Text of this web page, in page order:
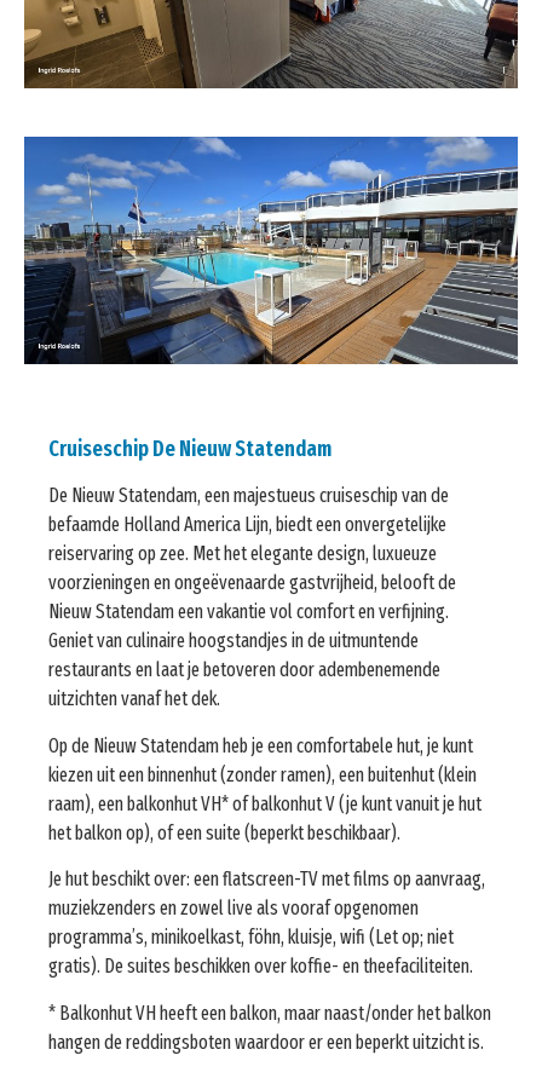
Cruiseschip De Nieuw Statendam
De Nieuw Statendam, een majestueus cruiseschip van de
befaamde Holland America Lijn, biedt een onvergetelijke
reiservaring op zee. Met het elegante design, luxueuze
voorzieningen en ongeëvenaarde gastvrijheid, belooft de
Nieuw Statendam een vakantie vol comfort en verfijning.
Geniet van culinaire hoogstandjes in de uitmuntende
restaurants en laat je betoveren door adembenemende
uitzichten vanaf het dek.
Op de Nieuw Statendam heb je een comfortabele hut, je kunt
kiezen uit een binnenhut (zonder ramen), een buitenhut (klein
raam), een balkonhut VH* of balkonhut V (je kunt vanuit je hut
het balkon op), of een suite (beperkt beschikbaar).
Je hut beschikt over: een flatscreen-TV met films op aanvraag,
muziekzenders en zowel live als vooraf opgenomen
programma’s, minikoelkast, föhn, kluisje, wifi (Let op; niet
gratis). De suites beschikken over koffie- en theefaciliteiten.
* Balkonhut VH heeft een balkon, maar naast/onder het balkon
hangen de reddingsboten waardoor er een beperkt uitzicht is.